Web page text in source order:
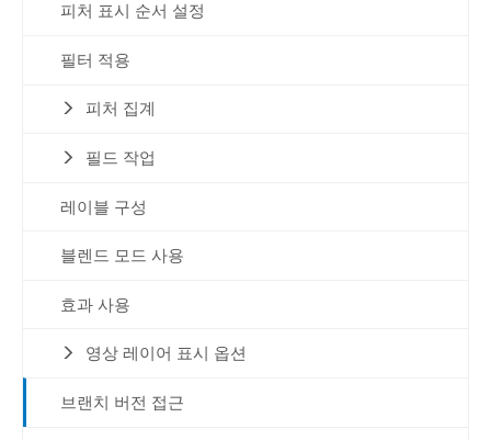
피처 표시 순서 설정
필터 적용
피처 집계
필드 작업
레이블 구성
블렌드 모드 사용
효과 사용
영상 레이어 표시 옵션
브랜치 버전 접근